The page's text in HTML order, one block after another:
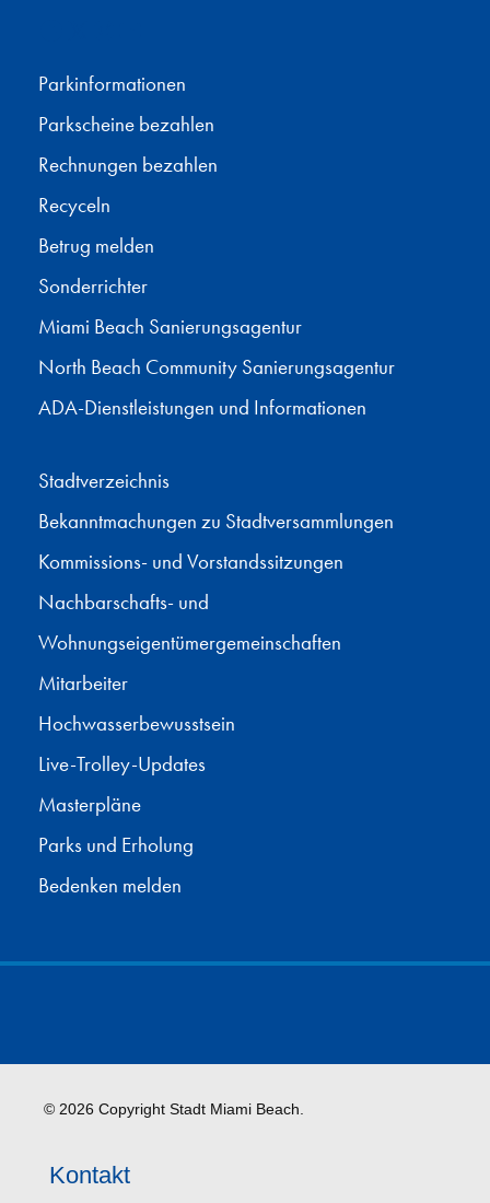
Parkinformationen
Parkscheine bezahlen
Rechnungen bezahlen
Recyceln
Betrug melden
Sonderrichter
Miami Beach Sanierungsagentur
North Beach Community Sanierungsagentur
ADA-Dienstleistungen und Informationen
Stadtverzeichnis
Bekanntmachungen zu Stadtversammlungen
Kommissions- und Vorstandssitzungen
Nachbarschafts- und
Wohnungseigentümergemeinschaften
Mitarbeiter
Hochwasserbewusstsein
Live-Trolley-Updates
Masterpläne
Parks und Erholung
Bedenken melden
© 2026 Copyright Stadt Miami Beach.
Kontakt